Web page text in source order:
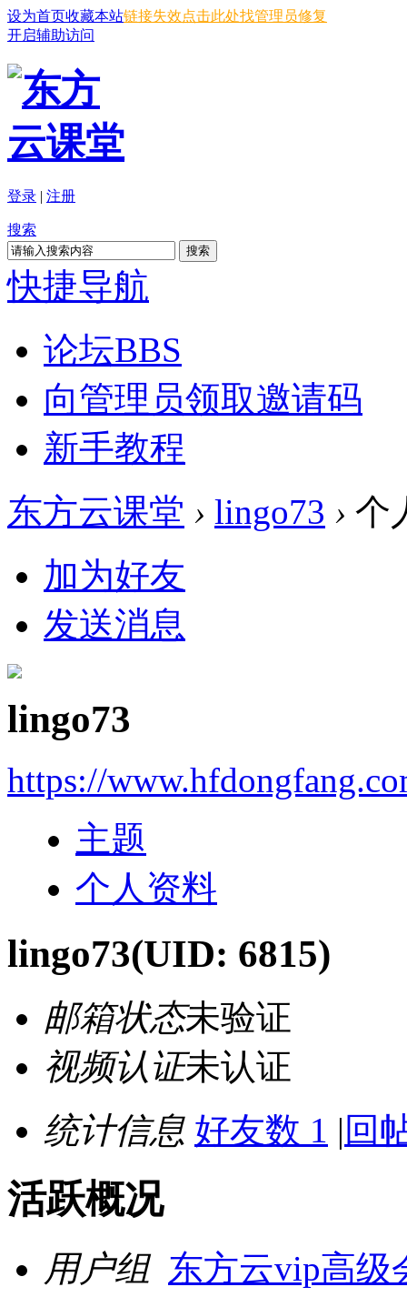
设为首页收藏本站链接失效点击此处找管理员修复
开启辅助访问
登录 | 注册
搜索
搜索
快捷导航
论坛BBS
向管理员领取邀请码
新手教程
东方云课堂 › lingo73 › 个
加为好友
发送消息
lingo73
https://
主题
个人资料
lingo73(UID: 6815)
邮箱状态未验证
视频认证未认证
统计信息 好友数 1 | 回
活跃概况
用户组 东方云vip高级